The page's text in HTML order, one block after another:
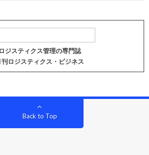
ロジスティクス管理の専門誌
刊ロジスティクス・ビジネス
Back to Top